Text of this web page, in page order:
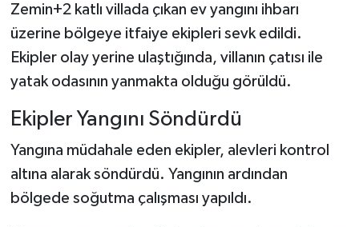
Zemin+2 katlı villada çıkan ev yangını ihbarı
üzerine bölgeye itfaiye ekipleri sevk edildi.
Ekipler olay yerine ulaştığında, villanın çatısı ile
yatak odasının yanmakta olduğu görüldü.
Ekipler Yangını Söndürdü
Yangına müdahale eden ekipler, alevleri kontrol
altına alarak söndürdü. Yangının ardından
bölgede soğutma çalışması yapıldı.